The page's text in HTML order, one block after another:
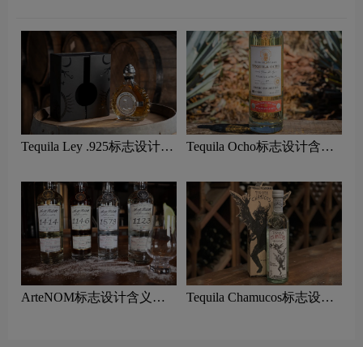
Tequila Ley .925标志设计含
Tequila Ocho标志设计含义
ArteNOM标志设计含义及
Tequila Chamucos标志设计